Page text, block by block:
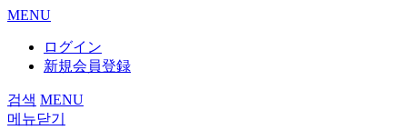
MENU
ログイン
新規会員登録
검색 MENU
메뉴닫기